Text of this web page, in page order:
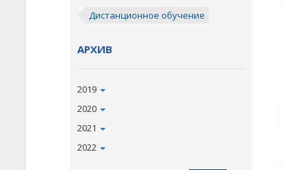
Дистанционное обучение
АРХИВ
2019
2020
2021
2022